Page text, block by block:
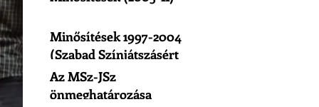
Minősítések 1997-2004
(Szabad Színjátszásért
Egyesület)
Az MSz-JSz
önmeghatározása